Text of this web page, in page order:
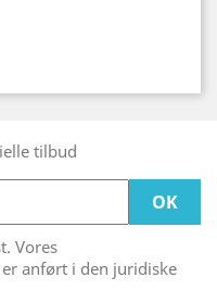
tilbud
Vores
anført i den juridiske